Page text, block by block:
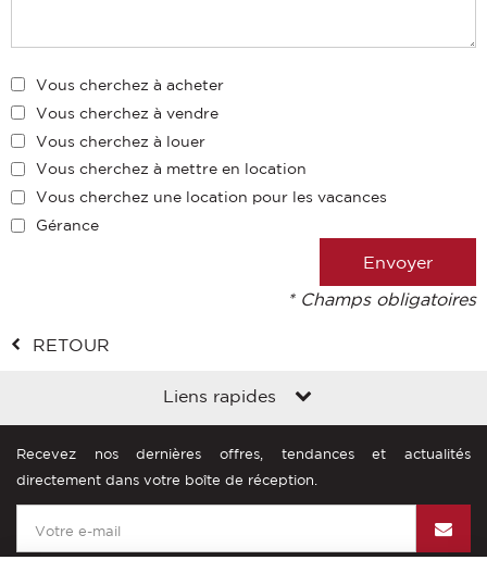
Vous cherchez à acheter
Vous cherchez à vendre
Vous cherchez à louer
Vous cherchez à mettre en location
Vous cherchez une location pour les vacances
Gérance
* Champs obligatoires
RETOUR
Liens rapides
Recevez nos dernières offres, tendances et actualités
directement dans votre boîte de réception.